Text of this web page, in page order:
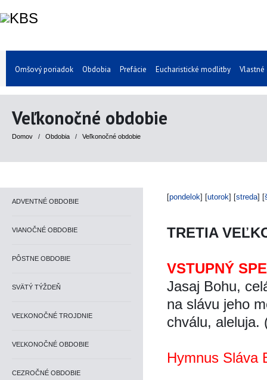
Omšový poriadok Obdobia Prefácie Eucharistické modlitby Vlastné
Veľkonočné obdobie
Domov / Obdobia / Veľkonočné obdobie
ADVENTNÉ OBDOBIE
VIANOČNÉ OBDOBIE
PÔSTNE OBDOBIE
SVÄTÝ TÝŽDEŇ
VEĽKONOČNÉ TROJDNIE
VEĽKONOČNÉ OBDOBIE
CEZROČNÉ OBDOBIE
[pondelok] [utorok] [streda] [
TRETIA
VSTUPNÝ
Jasaj Bohu,
na slávu jeho
chválu, aleluja.
Hymnus Sláva